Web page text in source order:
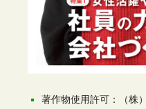
著作物使用許可：（株